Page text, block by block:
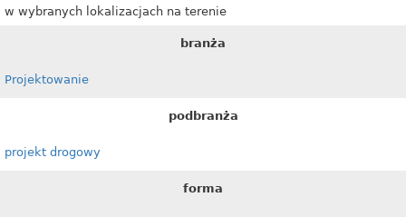
w wybranych lokalizacjach na terenie
branża
Projektowanie
podbranża
projekt drogowy
forma